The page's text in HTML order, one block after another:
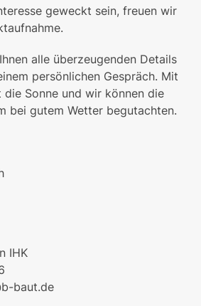
geweckt sein, freuen wir
alle überzeugenden Details
persönlichen Gespräch. Mit
Sonne und wir können die
bei gutem Wetter begutachten.
IHK
baut.de